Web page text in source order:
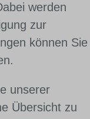
werden
zur
können Sie
unserer
Übersicht zu